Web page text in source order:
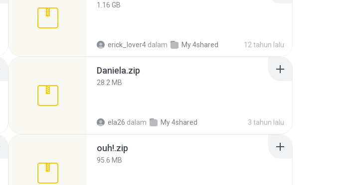
1.16 GB
erick_lover4 dalam My 4shared 12 tahun lalu
Daniela.zip
28.2 MB
ela26 dalam My 4shared 3 tahun lalu
ouh!.zip
95.6 MB